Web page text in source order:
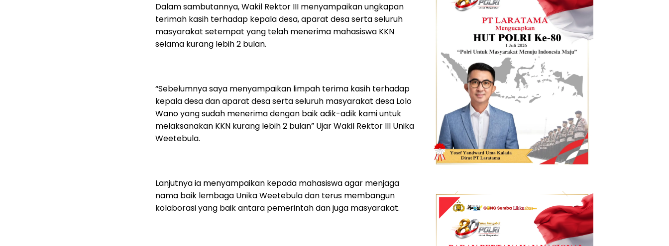
Dalam sambutannya, Wakil Rektor III menyampaikan ungkapan
terimah kasih terhadap kepala desa, aparat desa serta seluruh
masyarakat setempat yang telah menerima mahasiswa KKN
selama kurang lebih 2 bulan.
“Sebelumnya saya menyampaikan limpah terima kasih terhadap
kepala desa dan aparat desa serta seluruh masyarakat desa Lolo
Wano yang sudah menerima dengan baik adik-adik kami untuk
melaksanakan KKN kurang lebih 2 bulan” Ujar Wakil Rektor III Unika
Weetebula.
Lanjutnya ia menyampaikan kepada mahasiswa agar menjaga
nama baik lembaga Unika Weetebula dan terus membangun
kolaborasi yang baik antara pemerintah dan juga masyarakat.